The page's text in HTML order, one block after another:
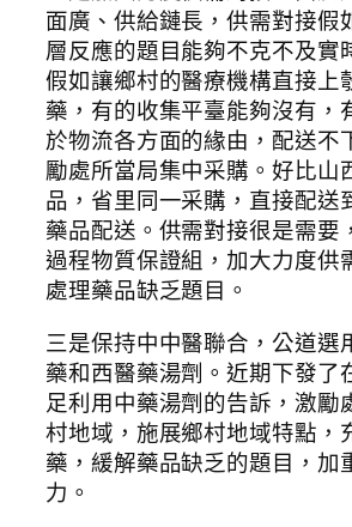
面廣、供給鏈長，供需對接假
層反應的題目能夠不克不及實
假如讓鄉村的醫療機構直接上
藥，有的收集平臺能夠沒有，
於物流各方面的緣由，配送不
勵處所當局集中采購。好比山
品，省里同一采購，直接配送
藥品配送。供需對接很是需要
過程物質保證組，加大力度供
處理藥品缺乏題目。
三是保持中中醫聯合，公道選
藥和西醫藥湯劑。近期下發了
足利用中藥湯劑的告訴，激勵
村地域，施展鄉村地域特點，
藥，緩解藥品缺乏的題目，加
力。